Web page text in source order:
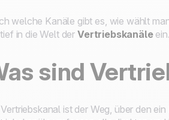
welche Kanäle gibt es, wie wählt
in die Welt der Vertriebskanäleein.
sind
ist der Weg, über den